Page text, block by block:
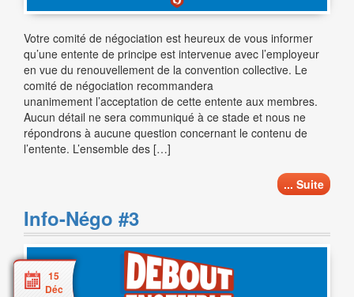
Votre comité de négociation est heureux de vous informer
qu’une entente de principe est intervenue avec l’employeur
en vue du renouvellement de la convention collective. Le
comité de négociation recommandera
unanimement l’acceptation de cette entente aux membres.
Aucun détail ne sera communiqué à ce stade et nous ne
répondrons à aucune question concernant le contenu de
l’entente. L’ensemble des […]
... Suite
Info-Négo #3
15
Déc